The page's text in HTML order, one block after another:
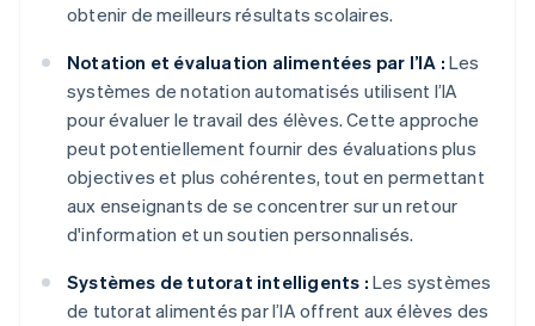
obtenir de meilleurs résultats scolaires.
Notation et évaluation alimentées par l’IA : Les
systèmes de notation automatisés utilisent l’IA
pour évaluer le travail des élèves. Cette approche
peut potentiellement fournir des évaluations plus
objectives et plus cohérentes, tout en permettant
aux enseignants de se concentrer sur un retour
d'information et un soutien personnalisés.
Systèmes de tutorat intelligents : Les systèmes
de tutorat alimentés par l’IA offrent aux élèves des